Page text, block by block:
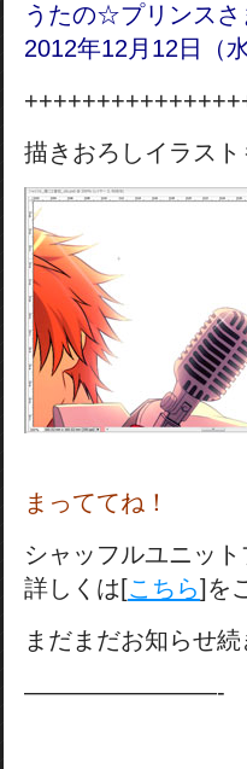
うたの☆プリンスさ
2012年12月12日（
描きおろしイラスト
まっててね！
シャッフルユニッ
詳しくは[こちら]を
まだまだお知らせ続
————————-